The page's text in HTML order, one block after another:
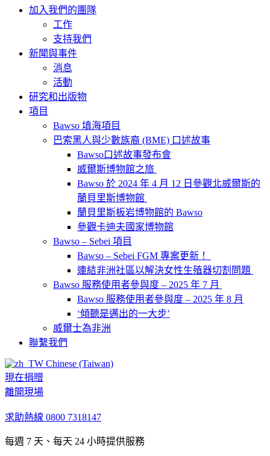
加入我們的團隊
工作
支持我們
新聞與事件
消息
活動
研究和出版物
項目
Bawso 填海項目
巴索黑人與少數族裔 (BME) 口述故事
Bawso口述故事發布會
威爾斯博物館之旅
Bawso 於 2024 年 4 月 12 日參觀北威爾斯的
蘭貝里斯博物館
蘭貝里斯板岩博物館的 Bawso
參觀卡迪夫國家博物館
Bawso – Sebei 項目
Bawso – Sebei FGM 專案更新！
連結非洲社區以解決女性生殖器切割問題
Bawso 服務使用者參與度 – 2025 年 7 月
Bawso 服務使用者參與度 – 2025 年 8 月
‘傾聽是邁出的一大步’
威爾士為非洲
聯繫我們
Chinese (Taiwan)
現在捐贈
離開現場
求助熱線 0800 7318147
每週 7 天、每天 24 小時提供服務